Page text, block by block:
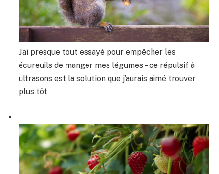
J’ai presque tout essayé pour empêcher les
écureuils de manger mes légumes – ce répulsif à
ultrasons est la solution que j’aurais aimé trouver
plus tôt